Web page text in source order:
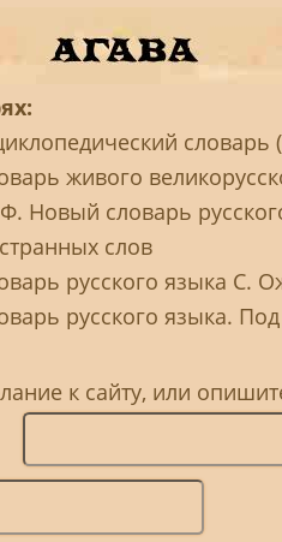
словарь
живого
Новый словарь
слов
русского языка С.
русского языка.
к сайту, или